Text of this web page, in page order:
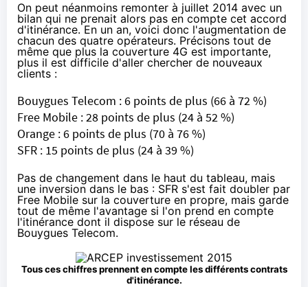
On peut néanmoins remonter à juillet 2014 avec un
bilan qui ne prenait alors pas en compte cet accord
d'itinérance. En un an, voici donc l'augmentation de
chacun des quatre opérateurs. Précisons tout de
même que plus la couverture 4G est importante,
plus il est difficile d'aller chercher de nouveaux
clients :
Bouygues Telecom : 6 points de plus (66 à 72 %)
Free Mobile : 28 points de plus (24 à 52 %)
Orange : 6 points de plus (70 à 76 %)
SFR : 15 points de plus (24 à 39 %)
Pas de changement dans le haut du tableau, mais
une inversion dans le bas : SFR s'est fait doubler par
Free Mobile sur la couverture en propre, mais garde
tout de même l'avantage si l'on prend en compte
l'itinérance dont il dispose sur le réseau de
Bouygues Telecom.
Tous ces chiffres prennent en compte les différents contrats
d'itinérance.